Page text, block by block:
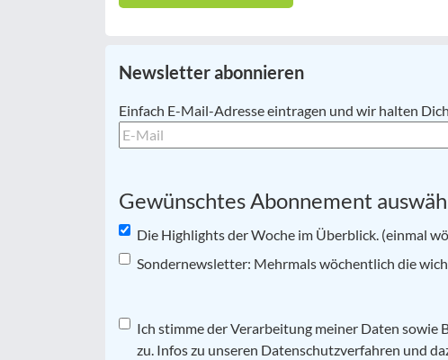
Newsletter abonnieren
E-
Mail*
Einfach E-Mail-Adresse eintragen und wir halten
Gewünschtes Abonnement
Die Highlights der Woche im Überblick. (einmal
Sondernewsletter: Mehrmals wöchentlich die
Datenschutz*
Ich stimme der Verarbeitung meiner Daten sowie
zu. Infos zu unseren Datenschutzverfahren und